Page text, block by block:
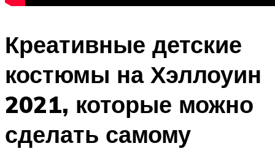
Креативные детские
костюмы на Хэллоуин
2021, которые можно
сделать самому